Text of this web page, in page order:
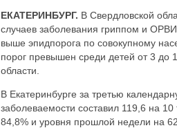
ЕКАТЕРИНБУРГ. В Свердловской
случаев заболевания гриппом и
выше эпидпорога по совокупному
порог превышен среди детей от 3 до
области.
В Екатеринбурге за третью
заболеваемости составил 119,6 на
84,8% и уровня прошлой недели на